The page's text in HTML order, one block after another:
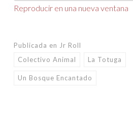
ENLACE
INCRUSTAR
Reproducir en una nueva ventana
Publicada en Jr Roll
Colectivo Animal
La Totuga
Un Bosque Encantado